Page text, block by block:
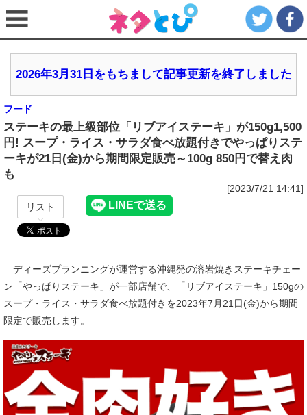
2026年3月31日をもちまして記事更新を終了しました
フード
ステーキの最上級部位「リブアイステーキ」が150g1,500
円! スープ・ライス・サラダ食べ放題付きでやっぱりステ
ーキが21日(金)から期間限定販売～100g 850円で替え肉
も
[2023/7/21 14:41]
リスト
ディーズプランニングが運営する沖縄発の溶岩焼きステーキチェー
ン「やっぱりステーキ」が一部店舗で、「リブアイステーキ」150gの
スープ・ライス・サラダ食べ放題付きを2023年7月21日(金)から期間
限定で販売します。